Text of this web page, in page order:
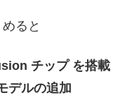
ると
チップ を搭載
デルの追加